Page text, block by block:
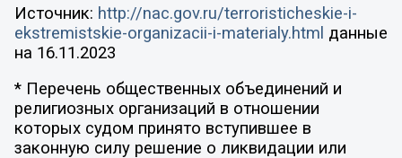
Источник: http://nac.gov.ru/terroristicheskie-i-
ekstremistskie-organizacii-i-materialy.html данные
на 16.11.2023
* Перечень общественных объединений и
религиозных организаций в отношении
которых судом принято вступившее в
законную силу решение о ликвидации или